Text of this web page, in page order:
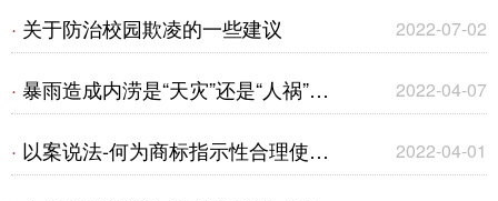
偿金额的确定？
· 关于防治校园欺凌的一些建议 2022-07-02
· 暴雨造成内涝是“天灾”还是“人祸”？
一宗建筑工程一切险拒赔案的评析
2022-04-07
· 以案说法-何为商标指示性合理使
2022-04-01